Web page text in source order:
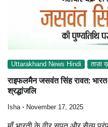
Uttarakhand News Hindi ताज़ा
राइफलमैन जसवंत सिंह रावत:
श्रद्धांजलि
Isha November 17, 2025